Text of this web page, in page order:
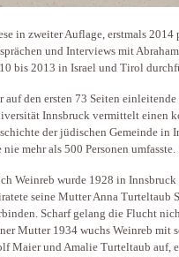
in zweiter Auflage, erstmals
und Interviews mit
bis 2013 in Israel und Tirol
auf den ersten 73 Seiten
Innsbruck vermittelt einen
der jüdischen Gemeinde in
nie mehr als 500 Personen umfasste.
Weinreb wurde 1928 in
seine Mutter Anna Turteltaub
Scharf gelang die Flucht
Mutter 1934 wuchs Weinreb mit
Maier und Amalie Turteltaub auf,